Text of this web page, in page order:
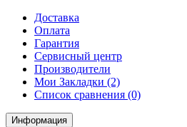
Доставка
Оплата
Гарантия
Сервисный центр
Производители
Мои Закладки (2)
Список сравнения (0)
Информация